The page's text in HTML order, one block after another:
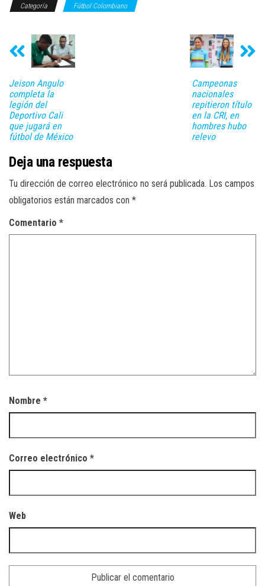
Categoría Fútbol Colombiano
Jeison Angulo
completa la
legión del
Deportivo Cali
que jugará en
fútbol de México
Campeonas
nacionales
repitieron título
en la CRI, en
hombres hubo
relevo
Deja una respuesta
Tu dirección de correo electrónico no será publicada. Los campos
obligatorios están marcados con *
Comentario *
Nombre *
Correo electrónico *
Web